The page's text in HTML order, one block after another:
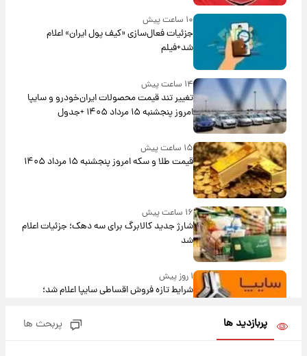
۱۰ ساعت پیش
جزئیات فعال‌سازی «کیف پول ایران» اعلام
شد+فیلم
۱۴ ساعت پیش
تغییر تند قیمت محصولات ایران‌خودرو و سایپا
امروز پنجشنبه ۱۵ مرداد ۱۴۰۵ +جدول
۱۵ ساعت پیش
قیمت طلا و سکه امروز پنجشنبه ۱۵ مرداد ۱۴۰۵
۱۶ ساعت پیش
شارژ جدید کالابرگ برای سه دهک؛ جزئیات اعلام
شد
۱ روز پیش
شرایط تازه فروش اقساطی سایپا اعلام شد؛
پربازدید ها پربحث ها